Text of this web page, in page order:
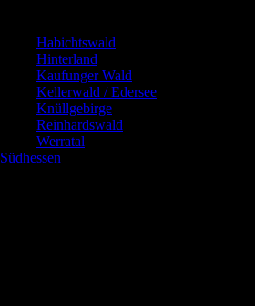
Habichtswald
Hinterland
Kaufunger Wald
Kellerwald / Edersee
Knüllgebirge
Reinhardswald
Werratal
Südhessen